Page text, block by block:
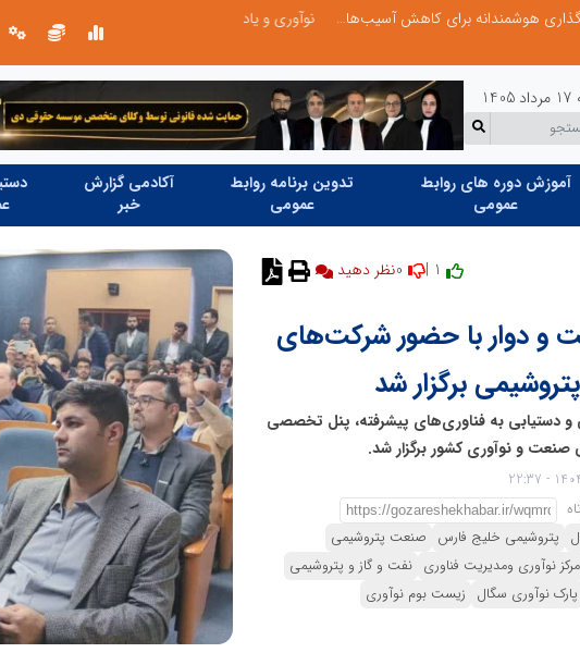
تحول در مدیریت مدارس فردا
آموزش دوره های روابط
عمومی
تدوین برنامه روابط
عمومی
آکادمی گزارش
خبر
نظر دهید
و دوار با حضور شرکت‌های
برگزار شد
دستیابی به فناوری‌های پیشرفته، پنل تخصصی
صنعت و نوآوری کشور برگزار شد.
پتروشیمی خلیج فارس صنعت پتروشیمی
مرکز نوآوری ومدیریت فناوری نفت و گاز و پتروشیمی
پارک نوآوری سگال زیست بوم نوآوری